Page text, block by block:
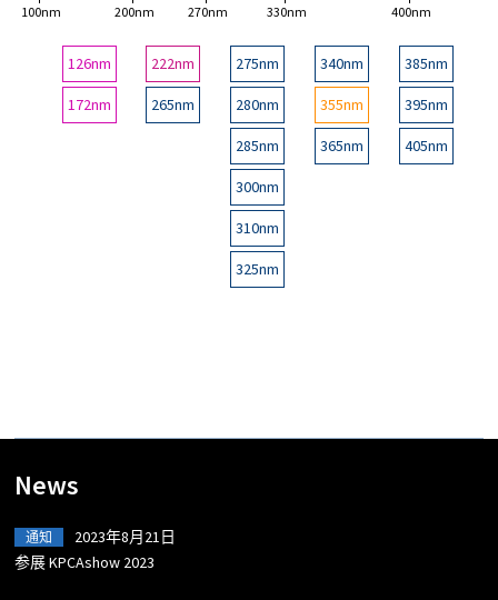
100nm 200nm 270nm 330nm 400nm
126nm
172nm
222nm
265nm
275nm
280nm
285nm
300nm
310nm
325nm
340nm
355nm
365nm
385nm
395nm
405nm
News
通知
2023年8月21日
参展 KPCAshow 2023